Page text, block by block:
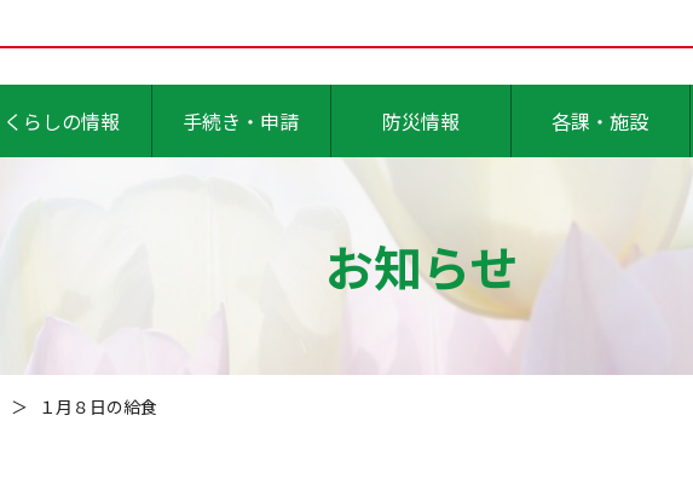
くらしの情報 手続き・申請 防災情報 各課・施設
お知らせ
＞ １月８日の給食